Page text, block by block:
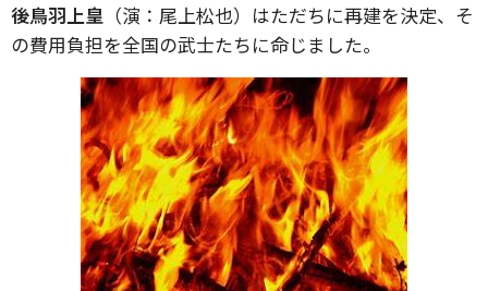
後鳥羽上皇 （演：尾上松也）はただちに再建を決定、そ
の費用負担を全国の武士たちに命じました。